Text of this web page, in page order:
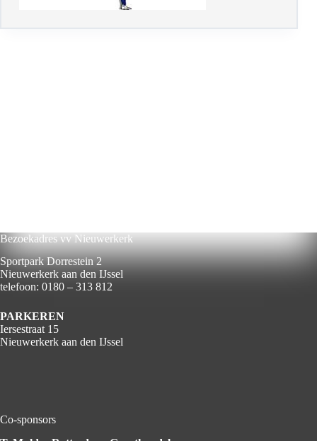
Bezoekadres vv Nieuwerkerk
Sportpark Dorrestein 2
Nieuwerkerk aan den IJssel
telefoon: 0180 – 313 812
PARKEREN
Iersestraat 15
Nieuwerkerk aan den IJssel
Co-sponsors